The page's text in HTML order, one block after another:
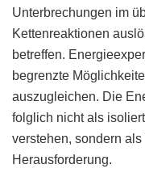
Unterbrechungen im
Kettenreaktionen
betreffen.
begrenzte
auszugleichen. Die
folglich nicht als
verstehen, sondern
Herausforderung.